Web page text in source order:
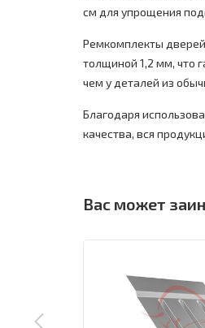
см для упрощения
Ремкомплекты
толщиной 1,2 мм, что
чем у деталей из
Благодаря
качества, вся
Вас может